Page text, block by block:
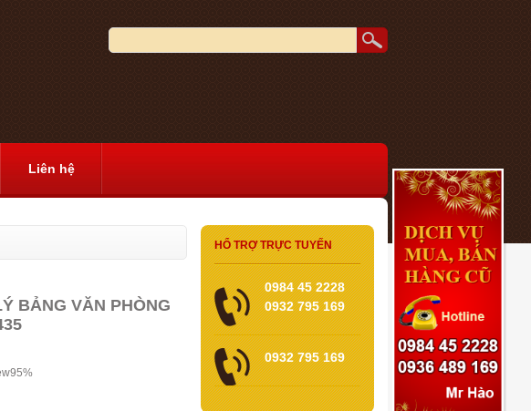
Liên hệ
BẢNG VĂN PHÒNG
HỔ TRỢ TRỰC TUYẾN
0984 45 2228
0932 795 169
0932 795 169